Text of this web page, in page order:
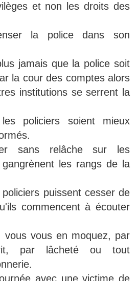
et non les droits des
la police dans son
jamais que la police soit
la cour des comptes alors
institutions se serrent la
policiers soient mieux
sans relâche sur les
les rangs de la
puissent cesser de
commencent à écouter
vous vous en moquez, par
par lâcheté ou tout
avec une victime de